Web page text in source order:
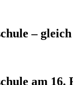
–
am 16.